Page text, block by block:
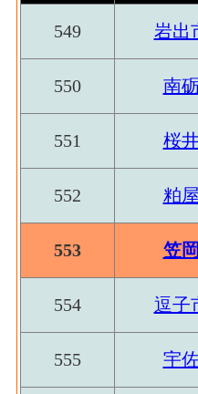
窯土石･事業所数
窯土石･従業者数
窯土石･現金給与
(2016)
窯土石･原材料、
電力使用等額(2016)
窯土石･製造品出
(2016)
窯土石･粗付加価
窯土石･有形固定
パルプ紙･現金給与
の'事業に従事す
パルプ紙･原材料
紙加工品製造業
パルプ紙･製造品出
パルプ紙･粗付加価
パルプ紙･有形固
工品製造業 の従業
印刷･事業所数
549 岩出
550 南
551 桜
552 粕
553 笠
554 逗子
555 宇